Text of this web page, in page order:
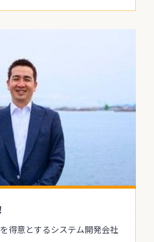
得意とするシステム開発会社